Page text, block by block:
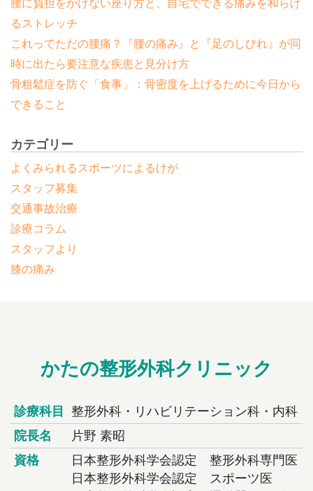
腰に負担をかけない座り方と、自宅でできる痛みを和らげ
るストレッチ
これってただの腰痛？『腰の痛み』と『足のしびれ』が同
時に出たら要注意な疾患と見分け方
骨粗鬆症を防ぐ「食事」：骨密度を上げるために今日から
できること
カテゴリー
よくみられるスポーツによるけが
スタッフより
スタッフ募集
交通事故治療
膝の痛み
診療コラム
かたの整形外科クリニック
診療科目
整形外科・リハビリテーション科・内科
院長名
片野 素昭
資格
日本整形外科学会認定 整形外科専門医
日本整形外科学会認定 スポーツ医